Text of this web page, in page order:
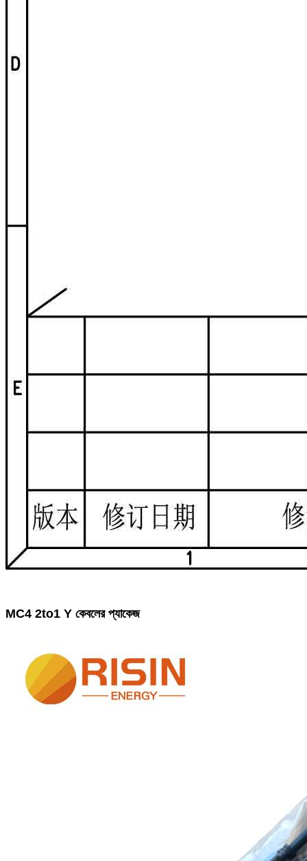
MC4 2to1 Y কেবলের প্যাকেজ